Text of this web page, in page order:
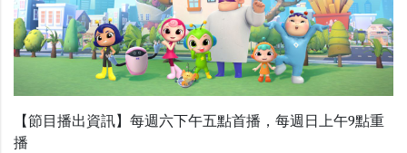
【節目播出資訊】每週六下午五點首播，每週日上午9點重
播